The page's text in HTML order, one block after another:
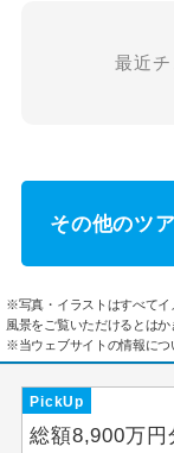
最近
その他のツ
※写真・イラストはすべてイ
風景をご覧いただけるとはか
※当ウェブサイトの情報につ
PickUp
総額8,900万